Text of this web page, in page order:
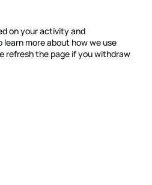
on your activity and
learn more about how we use
refresh the page if you withdraw